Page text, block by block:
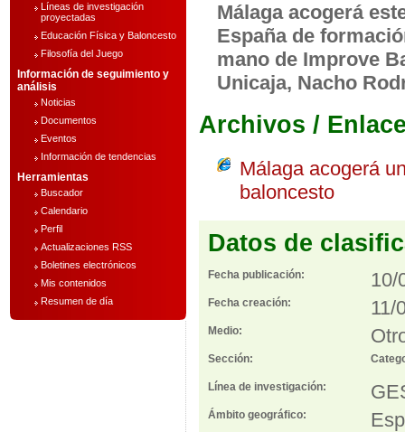
Líneas de investigación
proyectadas
Educación Física y Baloncesto
Filosofía del Juego
Información de seguimiento y
análisis
Noticias
Documentos
Eventos
Información de tendencias
Herramientas
Buscador
Calendario
Perfil
Actualizaciones RSS
Boletines electrónicos
Mis contenidos
Resumen de día
Málaga acogerá
España de
mano de Improve
Unicaja, Nacho
Archivos /
Málaga acogerá
baloncesto
Datos de
Fecha publicación: 10/
Fecha creación: 11/
Medio:
Sección:
Línea de investigación:
Ámbito geográfico: